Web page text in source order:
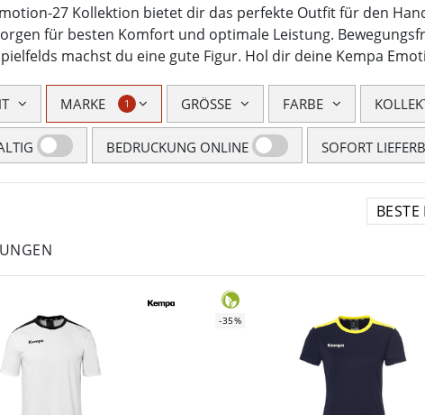
27 Kollektion bietet dir das perfekte Outfit für den
für besten Komfort und optimale Leistung.
machst du eine gute Figur. Hol dir deine Kempa
MARKE 1 GRÖSSE FARBE
BEDRUCKUNG ONLINE SOFORT
-35%